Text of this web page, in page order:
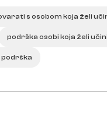
s osobom koja želi
podrška osobi koja želi
podrška